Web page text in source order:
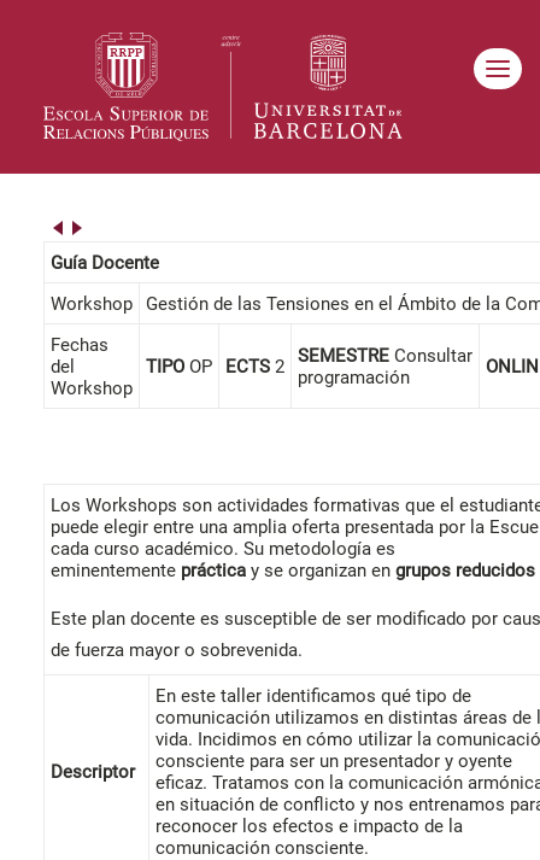
Guía Docente
Workshop
Gestión de las Tensiones en el Ámbito de la
Fechas
del
Workshop
TIPO OP ECTS 2 SEMESTRE Consultar
programación
Los Workshops son actividades formativas que el
puede elegir entre una amplia oferta presentada por la
cada curso académico. Su metodología es
eminentemente práctica y se organizan en grupos reducidos
Este plan docente es susceptible de ser modificado por
de fuerza mayor o sobrevenida.
Descriptor
En este taller identificamos qué tipo de
comunicación utilizamos en distintas áreas de
vida. Incidimos en cómo utilizar la
consciente para ser un presentador y oyente
eficaz. Tratamos con la comunicación
en situación de conflicto y nos entrenamos
reconocer los efectos e impacto de la
comunicación consciente.